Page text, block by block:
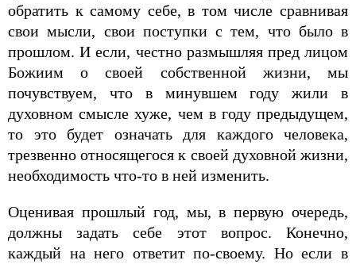
обратить к самому себе, в том числе сравнивая
свои мысли, свои поступки с тем, что было в
прошлом. И если, честно размышляя пред лицом
Божиим о своей собственной жизни, мы
почувствуем, что в минувшем году жили в
духовном смысле хуже, чем в году предыдущем,
то это будет означать для каждого человека,
трезвенно относящегося к своей духовной жизни,
необходимость что-то в ней изменить.
Оценивая прошлый год, мы, в первую очередь,
должны задать себе этот вопрос. Конечно,
каждый на него ответит по-своему. Но если в